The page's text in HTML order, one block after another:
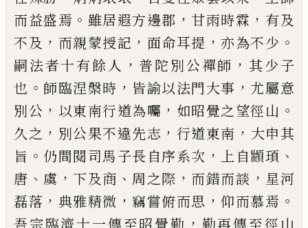
而益盛焉 。 雖居遐方邊郡 ， 甘雨時霖 ， 有及
不及 ， 而親蒙授記 ， 面命耳提 ，亦為不少 。
嗣法者十有餘 人 ， 普陀別公禪師 ， 其少子
也 。 師臨涅槃時 ， 皆諭以法門大事 ， 尤屬意
別公 ， 以東南行道為囑 ， 如昭覺之望徑山 。
久之 ， 別公果不違先志 ， 行道東南 ， 大申其
旨 。 仍間閱司馬子長自序系次 ， 上自顓頊 、
唐 、 虞 ， 下及商 、 周之際 ， 而錯而談 ， 星河
磊落 ， 典雅精微 ， 竊嘗俯而思 ，仰而慕焉 。
吾宗臨濟十一傳至昭覺勤 ， 勤再傳至徑山